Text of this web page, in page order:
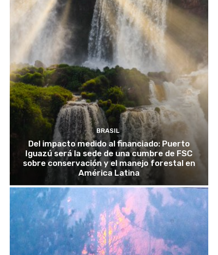
BRASIL
Del impacto medido al financiado: Puerto
Iguazú será la sede de una cumbre de FSC
sobre conservación y el manejo forestal en
América Latina